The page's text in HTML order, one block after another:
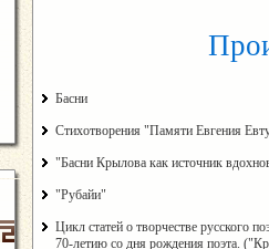
Басни
Стихотворения "Памяти Евгения
"Басни Крылова как источник
"Рубайи"
Цикл статей о творчестве русского
70-летию со дня рождения поэта.